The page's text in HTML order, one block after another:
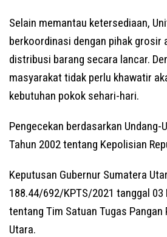
Selain memantau ketersediaan,
berkoordinasi dengan pihak grosir
distribusi barang secara lancar.
masyarakat tidak perlu khawatir
kebutuhan pokok sehari-hari.
Pengecekan berdasarkan Undang-
Tahun 2002 tentang Kepolisian
Keputusan Gubernur Sumatera
188.44/692/KPTS/2021 tanggal 03
tentang Tim Satuan Tugas
Utara.